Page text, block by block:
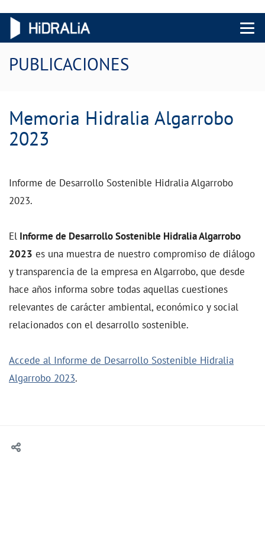
Menu
PUBLICACIONES
Memoria Hidralia Algarrobo
2023
Informe de Desarrollo Sostenible Hidralia Algarrobo
2023.
El Informe de Desarrollo Sostenible Hidralia Algarrobo
2023 es una muestra de nuestro compromiso de diálogo
y transparencia de la empresa en Algarrobo, que desde
hace años informa sobre todas aquellas cuestiones
relevantes de carácter ambiental, económico y social
relacionados con el desarrollo sostenible.
Accede al Informe de Desarrollo Sostenible Hidralia
Algarrobo 2023.